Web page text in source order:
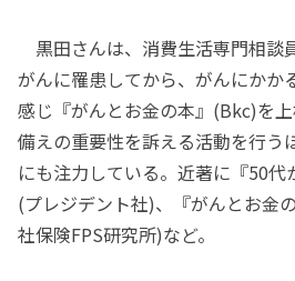
黒田さんは、消費生活専門相談
がんに罹患してから、がんにかか
感じ『がんとお金の本』(Bkc)を
備えの重要性を訴える活動を行う
にも注力している。近著に『50代
(プレジデント社)、『がんとお金
社保険FPS研究所)など。